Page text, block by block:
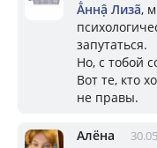
Ẳннậ Лизã,
запутаться.
Но, с тобой
Вот те, кто
не правы.
Алёна